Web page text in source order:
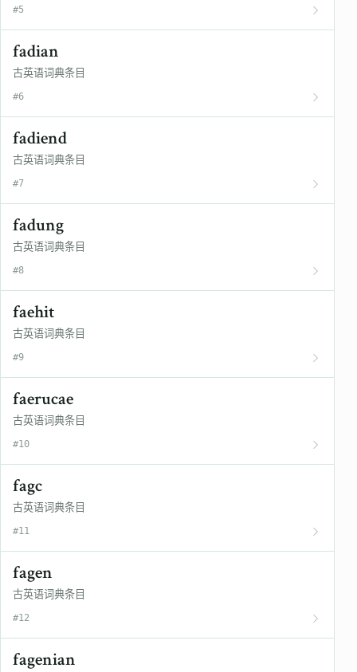
#5
fadian
古英语词典条目
#6
fadiend
古英语词典条目
#7
fadung
古英语词典条目
#8
faehit
古英语词典条目
#9
faerucae
古英语词典条目
#10
fagc
古英语词典条目
#11
fagen
古英语词典条目
#12
fagenian